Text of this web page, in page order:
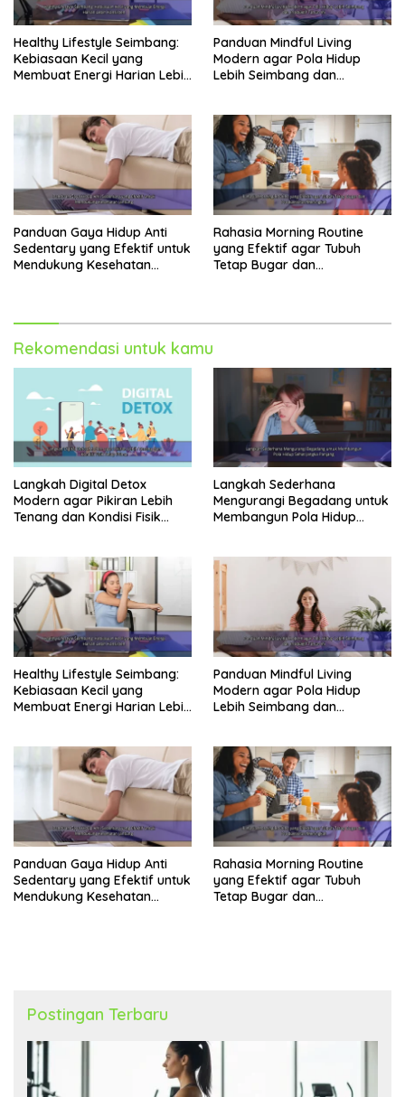
Healthy Lifestyle Seimbang:
Kebiasaan Kecil yang
Membuat Energi Harian Lebih
Panduan Mindful Living
Modern agar Pola Hidup
Lebih Seimbang dan
Panduan Gaya Hidup Anti
Sedentary yang Efektif untuk
Mendukung Kesehatan
Rahasia Morning Routine
yang Efektif agar Tubuh
Tetap Bugar dan
Rekomendasi untuk kamu
Langkah Digital Detox
Modern agar Pikiran Lebih
Tenang dan Kondisi Fisik
Langkah Sederhana
Mengurangi Begadang untuk
Membangun Pola Hidup
Healthy Lifestyle Seimbang:
Kebiasaan Kecil yang
Membuat Energi Harian Lebih
Panduan Mindful Living
Modern agar Pola Hidup
Lebih Seimbang dan
Panduan Gaya Hidup Anti
Sedentary yang Efektif untuk
Mendukung Kesehatan
Rahasia Morning Routine
yang Efektif agar Tubuh
Tetap Bugar dan
Postingan Terbaru